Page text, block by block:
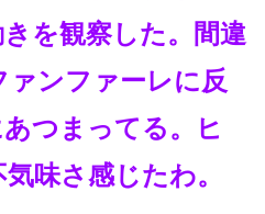
を観察した。間違
ンファーレに反
つまってる。ヒ
味さ感じたわ。